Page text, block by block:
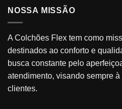
NOSSA MISSÃO
A Colchões Flex tem como
destinados ao conforto e
busca constante pelo
atendimento, visando sempre
clientes.